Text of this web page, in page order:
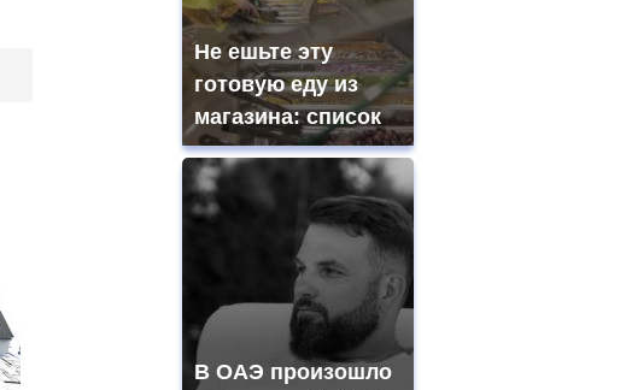
Не ешьте эту
готовую еду из
магазина: список
В ОАЭ произошло